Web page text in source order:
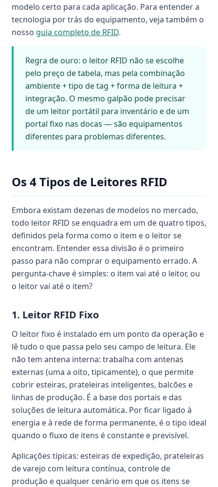
modelo certo para cada aplicação. Para entender a
tecnologia por trás do equipamento, veja também o
nosso guia completo de RFID.
Regra de ouro: o leitor RFID não se escolhe
pelo preço de tabela, mas pela combinação
ambiente + tipo de tag + forma de leitura +
integração. O mesmo galpão pode precisar
de um leitor portátil para inventário e de um
portal fixo nas docas — são equipamentos
diferentes para problemas diferentes.
Os 4 Tipos de Leitores RFID
Embora existam dezenas de modelos no mercado,
todo leitor RFID se enquadra em um de quatro tipos,
definidos pela forma como o item e o leitor se
encontram. Entender essa divisão é o primeiro
passo para não comprar o equipamento errado. A
pergunta-chave é simples: o item vai até o leitor, ou
o leitor vai até o item?
1. Leitor RFID Fixo
O leitor fixo é instalado em um ponto da operação e
lê tudo o que passa pelo seu campo de leitura. Ele
não tem antena interna: trabalha com antenas
externas (uma a oito, tipicamente), o que permite
cobrir esteiras, prateleiras inteligentes, balcões e
linhas de produção. É a base dos portais e das
soluções de leitura automática. Por ficar ligado à
energia e à rede de forma permanente, é o tipo ideal
quando o fluxo de itens é constante e previsível.
Aplicações típicas: esteiras de expedição, prateleiras
de varejo com leitura contínua, controle de
produção e qualquer cenário em que os itens se